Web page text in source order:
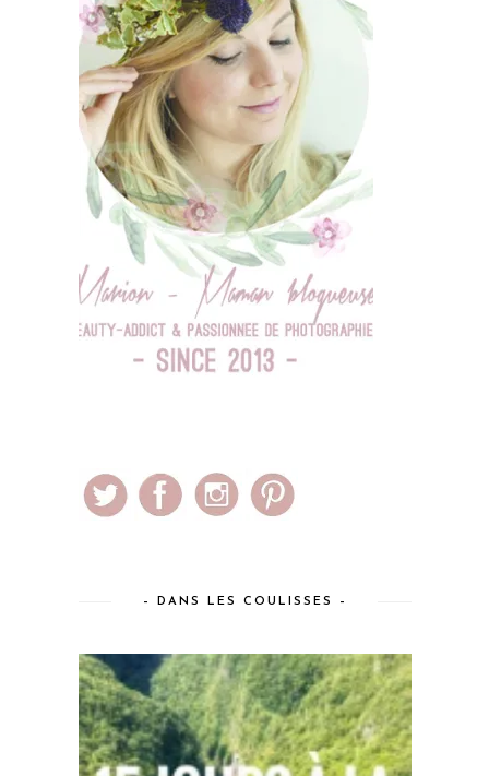
– DANS LES COULISSES –